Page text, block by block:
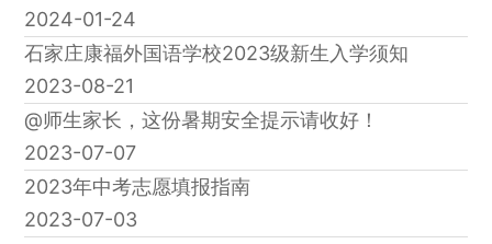
2024-01-24
石家庄康福外国语学校2023级新生入学须知
2023-08-21
@师生家长，这份暑期安全提示请收好！
2023-07-07
2023年中考志愿填报指南
2023-07-03